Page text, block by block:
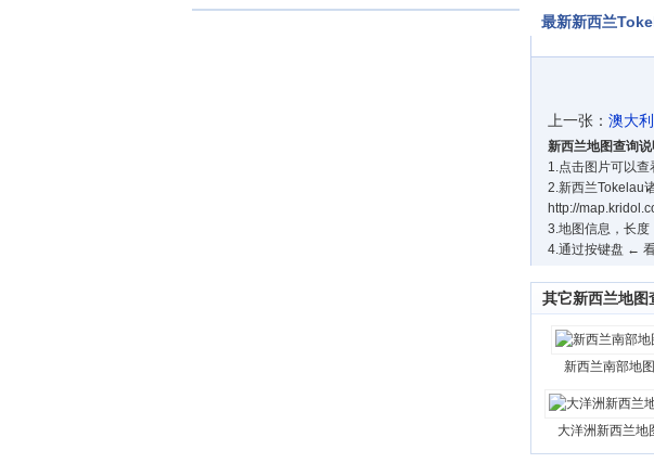
最新新西兰
上一张： 澳大
新西兰地图查询说
1.点击图片可以查
2.新西兰Tokelau
http://
3.地图信息，长
4.通过按键盘 ←
其它新西兰地图
新西兰南部地图
大洋洲新西兰地